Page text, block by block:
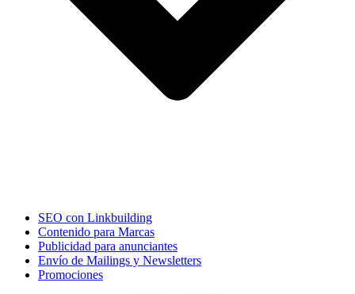
SEO con Linkbuilding
Contenido para Marcas
Publicidad para anunciantes
Envío de Mailings y Newsletters
Promociones